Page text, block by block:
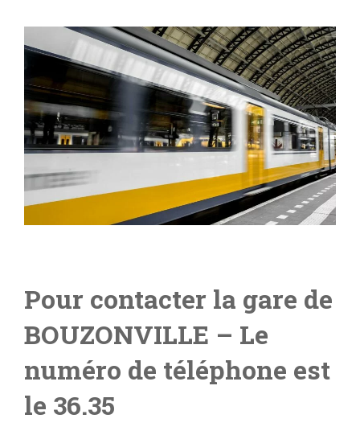
Pour contacter la gare de
BOUZONVILLE – Le
numéro de téléphone est
le 36.35